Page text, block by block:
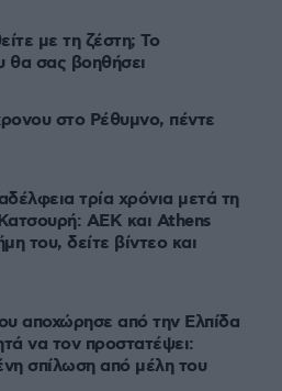
με τη ζέστη; Το
θα σας βοηθήσει
στο Ρέθυμνο, πέντε
τρία χρόνια μετά τη
ΑΕΚ και Athens
του, δείτε βίντεο και
αποχώρησε από την Ελπίδα
να τον προστατέψει:
σπίλωση από μέλη του